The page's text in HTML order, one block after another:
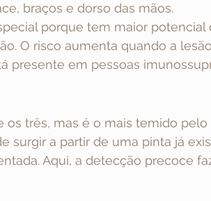
braços e dorso das mãos.
porque tem maior potencial
O risco aumenta quando a
presente em pessoas
três, mas é o mais temido pelo
surgir a partir de uma pinta já
Aqui, a detecção precoce